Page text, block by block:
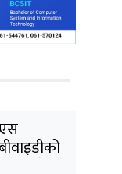
सेन्टर